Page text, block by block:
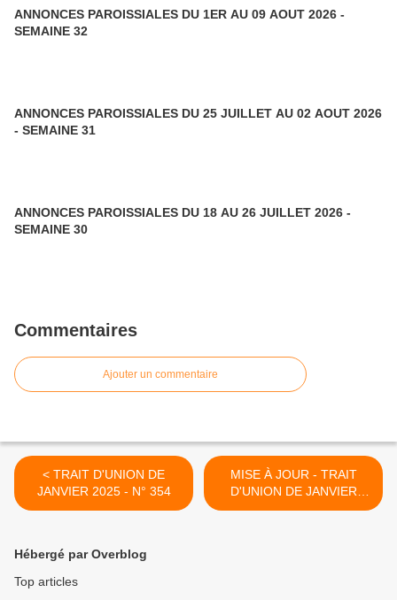
ANNONCES PAROISSIALES DU 1ER AU 09 AOUT 2026 -
SEMAINE 32
ANNONCES PAROISSIALES DU 25 JUILLET AU 02 AOUT 2026
- SEMAINE 31
ANNONCES PAROISSIALES DU 18 AU 26 JUILLET 2026 -
SEMAINE 30
Commentaires
Ajouter un commentaire
< TRAIT D'UNION DE
JANVIER 2025 - N° 354
MISE À JOUR - TRAIT
D'UNION DE JANVIER
2025 >
Hébergé par Overblog
Top articles